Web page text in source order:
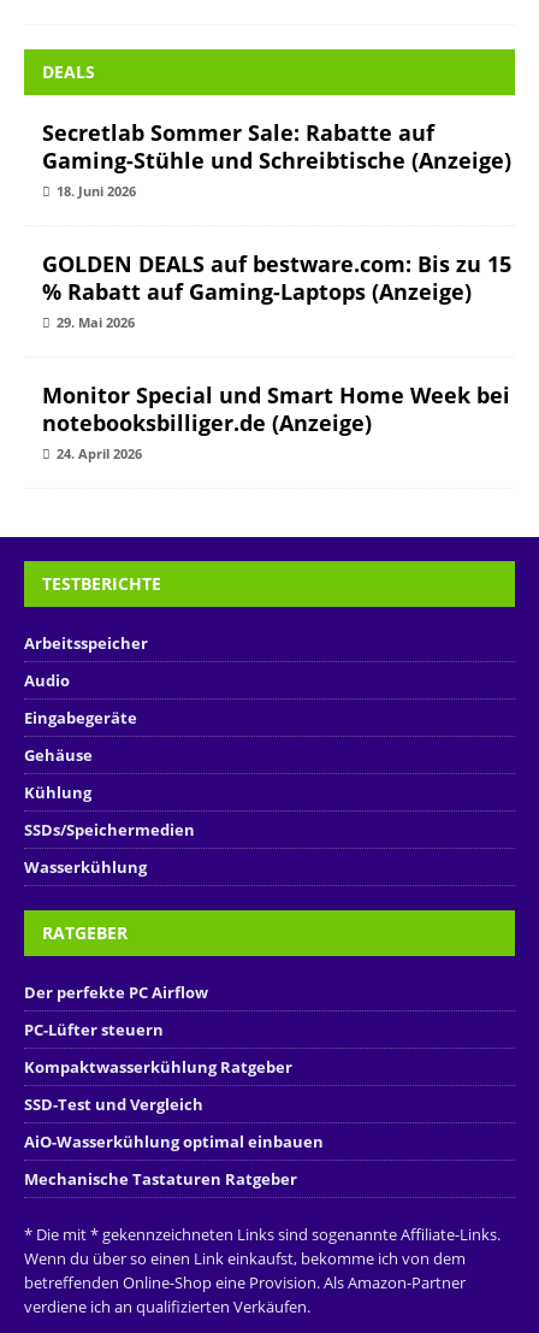
DEALS
Secretlab Sommer Sale: Rabatte auf
Gaming-Stühle und Schreibtische (Anzeige)
18. Juni 2026
GOLDEN DEALS auf bestware.com: Bis zu 15
% Rabatt auf Gaming-Laptops (Anzeige)
29. Mai 2026
Monitor Special und Smart Home Week bei
notebooksbilliger.de (Anzeige)
24. April 2026
TESTBERICHTE
Arbeitsspeicher
Audio
Eingabegeräte
Gehäuse
Kühlung
SSDs/Speichermedien
Wasserkühlung
RATGEBER
Der perfekte PC Airflow
PC-Lüfter steuern
Kompaktwasserkühlung Ratgeber
SSD-Test und Vergleich
AiO-Wasserkühlung optimal einbauen
Mechanische Tastaturen Ratgeber
* Die mit * gekennzeichneten Links sind sogenannte Affiliate-Links.
Wenn du über so einen Link einkaufst, bekomme ich von dem
betreffenden Online-Shop eine Provision. Als Amazon-Partner
verdiene ich an qualifizierten Verkäufen.